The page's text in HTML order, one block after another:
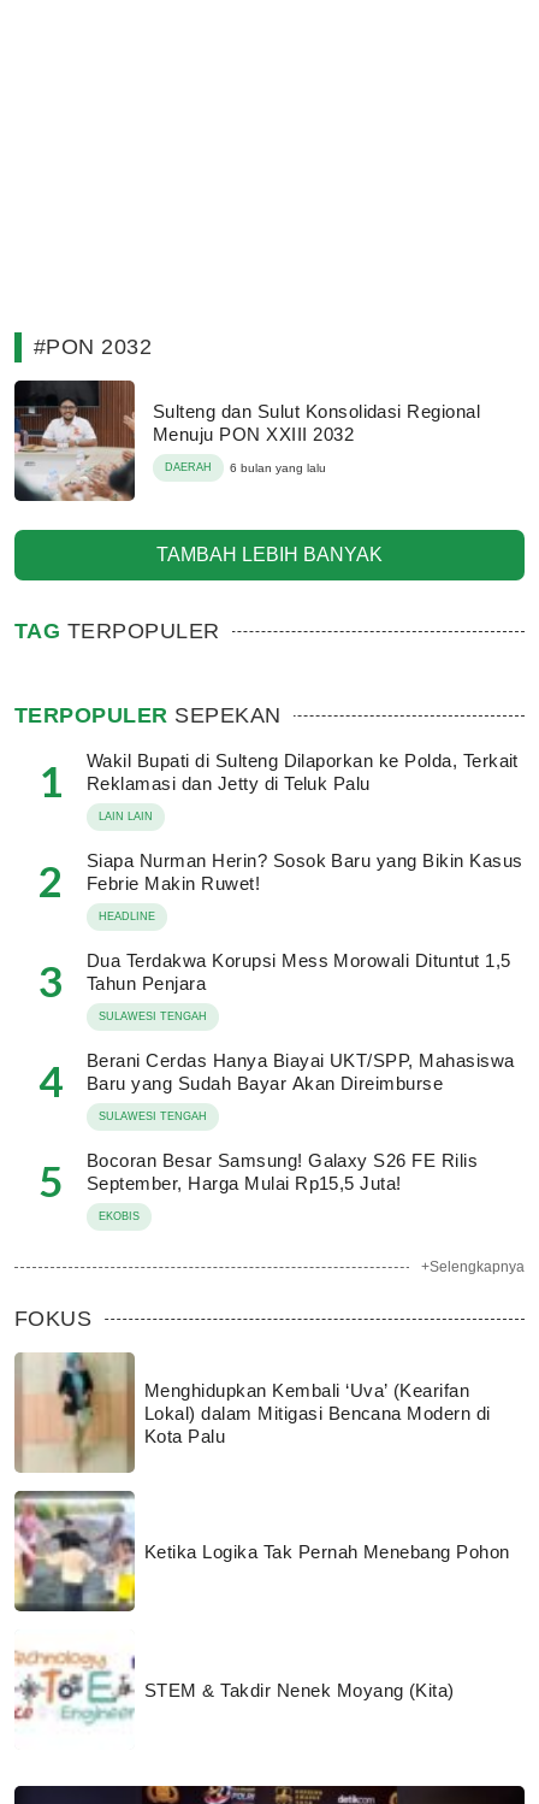
#PON 2032
Sulteng dan Sulut Konsolidasi Regional
Menuju PON XXIII 2032
DAERAH 6 bulan yang lalu
TAMBAH LEBIH BANYAK
TAG TERPOPULER
TERPOPULER SEPEKAN
1
Wakil Bupati di Sulteng Dilaporkan ke Polda, Terkait
Reklamasi dan Jetty di Teluk Palu
LAIN LAIN
2
Siapa Nurman Herin? Sosok Baru yang Bikin Kasus
Febrie Makin Ruwet!
HEADLINE
3
Dua Terdakwa Korupsi Mess Morowali Dituntut 1,5
Tahun Penjara
SULAWESI TENGAH
4
Berani Cerdas Hanya Biayai UKT/SPP, Mahasiswa
Baru yang Sudah Bayar Akan Direimburse
SULAWESI TENGAH
5
Bocoran Besar Samsung! Galaxy S26 FE Rilis
September, Harga Mulai Rp15,5 Juta!
EKOBIS
+Selengkapnya
FOKUS
Menghidupkan Kembali ‘Uva’ (Kearifan
Lokal) dalam Mitigasi Bencana Modern di
Kota Palu
Ketika Logika Tak Pernah Menebang Pohon
STEM & Takdir Nenek Moyang (Kita)